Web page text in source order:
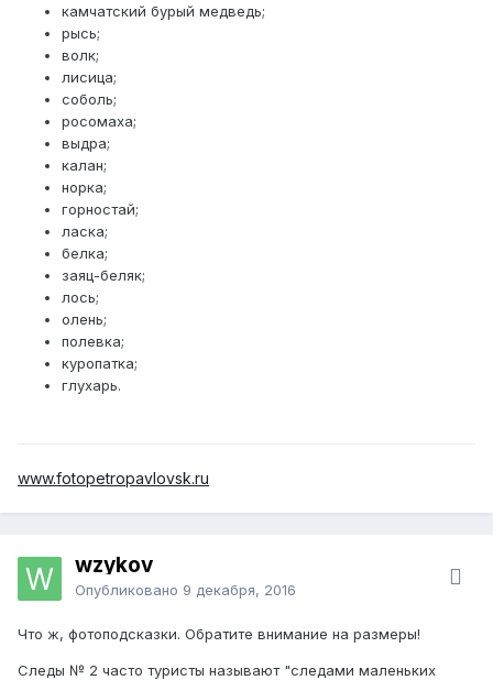
камчатский бурый медведь;
рысь;
волк;
лисица;
соболь;
росомаха;
выдра;
калан;
норка;
горностай;
ласка;
белка;
заяц-беляк;
лось;
олень;
полевка;
куропатка;
глухарь.
www.fotopetropavlovsk.ru
wzykov
Опубликовано 9 декабря, 2016
Что ж, фотоподсказки. Обратите внимание на размеры!
Следы № 2 часто туристы называют "следами маленьких